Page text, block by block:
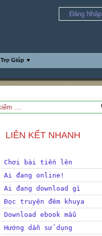
Đăng Nhập
Trợ Giúp ▼
LIÊN KẾT NHANH
Chơi bài tiến lên
Ai đang online!
Ai đang download gì
Đọc truyện đêm khuya
Download ebook mẫu
Hướng dẫn sử dụng